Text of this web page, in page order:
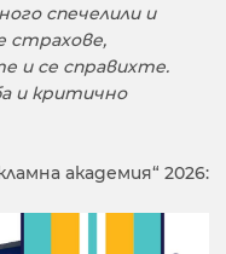
спечелили и
страхове,
и се справихте.
и критично
академия“ 2026: